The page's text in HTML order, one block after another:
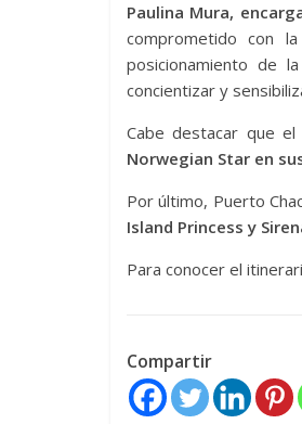
Paulina Mura,
comprometido con
posicionamiento de
concientizar y
Cabe destacar que
Norwegian Star en
Por último, Puerto
Island Princess y
Para conocer el
Compartir